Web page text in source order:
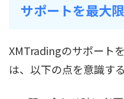
サポートを最大
XMTradingのサポート
は、以下の点を意識す